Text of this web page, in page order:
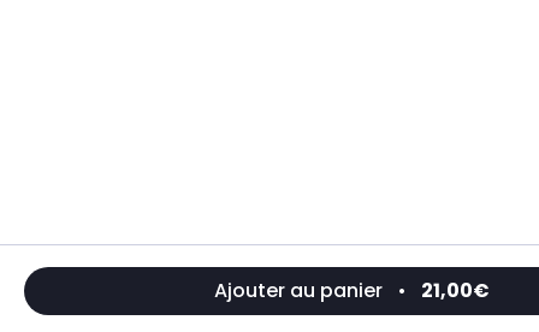
Ajouter au panier • 21,00€